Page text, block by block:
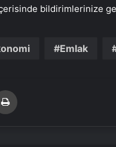
bildirimlerinize
Emlak
paylaş